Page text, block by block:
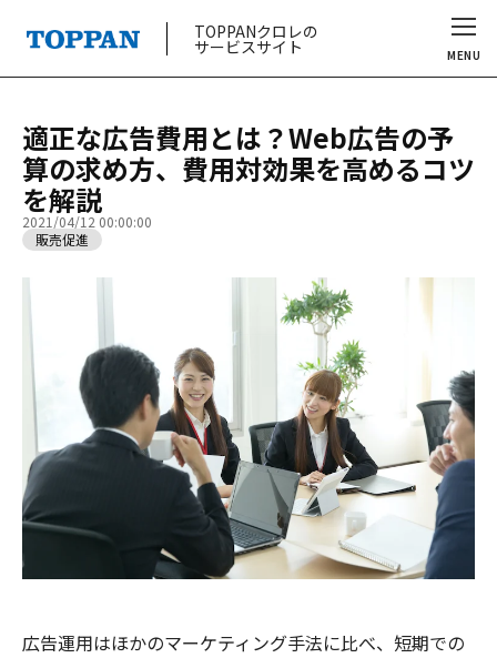
TOPPANクロレの
サービスサイト MENU
適正な広告費用とは？Web広告の予
算の求め方、費用対効果を高めるコツ
を解説
2021/04/12 00:00:00
販売促進
広告運用はほかのマーケティング手法に比べ、短期での